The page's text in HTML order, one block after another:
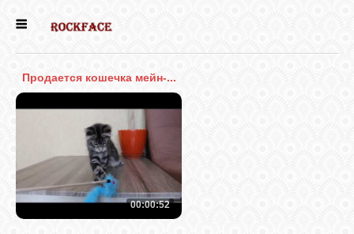
ЕСТЬ КОТЯТА
НАШИ
СОБАКИ
Продается кошечка мейн-...
00:00:52